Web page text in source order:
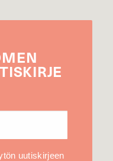
uutiskirjeen